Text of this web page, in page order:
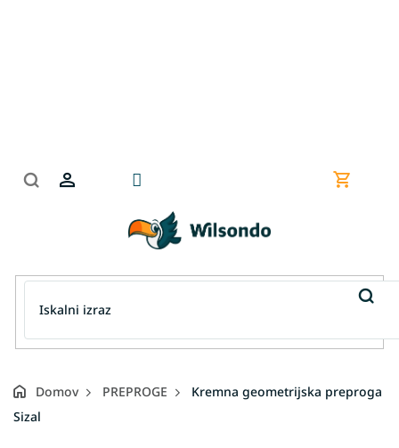
Domov PREPROGE
Kremna geometrijska preproga
Sizal